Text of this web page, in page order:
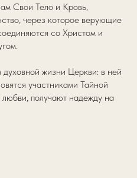
Свои Тело и Кровь,
через которое верующие
со Христом и
духовной жизни Церкви: в ней
участниками Тайной
получают надежду на